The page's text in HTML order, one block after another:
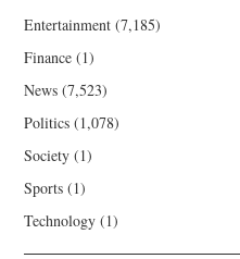
Entertainment (7,185)
Finance (1)
News (7,523)
Politics (1,078)
Society (1)
Sports (1)
Technology (1)